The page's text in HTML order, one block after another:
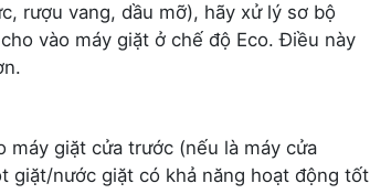
rượu vang, dầu mỡ), hãy xử lý sơ bộ
vào máy giặt ở chế độ Eco. Điều này
giặt cửa trước (nếu là máy cửa
giặt/nước giặt có khả năng hoạt động tốt